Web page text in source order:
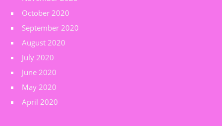
October 2020
September 2020
August 2020
July 2020
June 2020
May 2020
April 2020